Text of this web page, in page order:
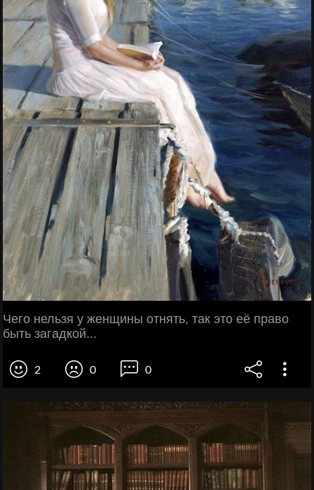
Чего нельзя у женщины отнять, так это её право
быть загадкой...
2 0 0